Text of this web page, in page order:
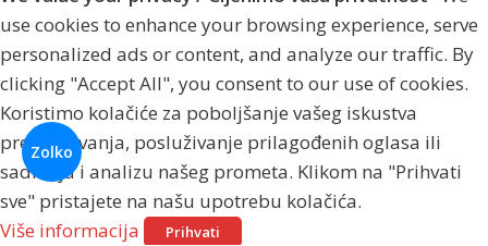
use cookies to enhance your browsing experience, serve
personalized ads or content, and analyze our traffic. By
clicking "Accept All", you consent to our use of cookies.
Koristimo kolačiće za poboljšanje vašeg iskustva
pregledavanja, posluživanje prilagođenih oglasa ili
sadržaja i analizu našeg prometa. Klikom na "Prihvati
sve" pristajete na našu upotrebu kolačića.
Više informacija
Prihvati
Zolko